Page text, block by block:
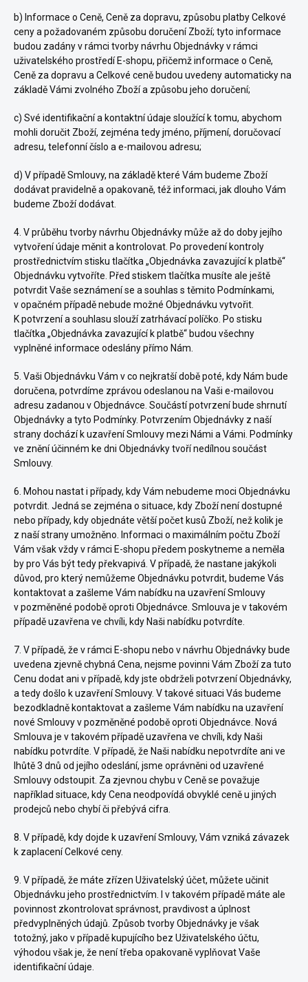
b) Informace o Ceně, Ceně za dopravu, způsobu platby Celkové
ceny a požadovaném způsobu doručení Zboží; tyto informace
budou zadány v rámci tvorby návrhu Objednávky v rámci
uživatelského prostředí E-shopu, přičemž informace o Ceně,
Ceně za dopravu a Celkové ceně budou uvedeny automaticky na
základě Vámi zvolného Zboží a způsobu jeho doručení;
c) Své identifikační a kontaktní údaje sloužící k tomu, abychom
mohli doručit Zboží, zejména tedy jméno, příjmení, doručovací
adresu, telefonní číslo a e-mailovou adresu;
d) V případě Smlouvy, na základě které Vám budeme Zboží
dodávat pravidelně a opakovaně, též informaci, jak dlouho Vám
budeme Zboží dodávat.
4. V průběhu tvorby návrhu Objednávky může až do doby jejího
vytvoření údaje měnit a kontrolovat. Po provedení kontroly
prostřednictvím stisku tlačítka „Objednávka zavazující k platbě“
Objednávku vytvoříte. Před stiskem tlačítka musíte ale ještě
potvrdit Vaše seznámení se a souhlas s těmito Podmínkami,
v opačném případě nebude možné Objednávku vytvořit.
K potvrzení a souhlasu slouží zatrhávací políčko. Po stisku
tlačítka „Objednávka zavazující k platbě“ budou všechny
vyplněné informace odeslány přímo Nám.
5. Vaši Objednávku Vám v co nejkratší době poté, kdy Nám bude
doručena, potvrdíme zprávou odeslanou na Vaši e-mailovou
adresu zadanou v Objednávce. Součástí potvrzení bude shrnutí
Objednávky a tyto Podmínky. Potvrzením Objednávky z naší
strany dochází k uzavření Smlouvy mezi Námi a Vámi. Podmínky
ve znění účinném ke dni Objednávky tvoří nedílnou součást
Smlouvy.
6. Mohou nastat i případy, kdy Vám nebudeme moci Objednávku
potvrdit. Jedná se zejména o situace, kdy Zboží není dostupné
nebo případy, kdy objednáte větší počet kusů Zboží, než kolik je
z naší strany umožněno. Informaci o maximálním počtu Zboží
Vám však vždy v rámci E-shopu předem poskytneme a neměla
by pro Vás být tedy překvapivá. V případě, že nastane jakýkoli
důvod, pro který nemůžeme Objednávku potvrdit, budeme Vás
kontaktovat a zašleme Vám nabídku na uzavření Smlouvy
v pozměněné podobě oproti Objednávce. Smlouva je v takovém
případě uzavřena ve chvíli, kdy Naši nabídku potvrdíte.
7. V případě, že v rámci E-shopu nebo v návrhu Objednávky bude
uvedena zjevně chybná Cena, nejsme povinni Vám Zboží za tuto
Cenu dodat ani v případě, kdy jste obdrželi potvrzení Objednávky,
a tedy došlo k uzavření Smlouvy. V takové situaci Vás budeme
bezodkladně kontaktovat a zašleme Vám nabídku na uzavření
nové Smlouvy v pozměněné podobě oproti Objednávce. Nová
Smlouva je v takovém případě uzavřena ve chvíli, kdy Naši
nabídku potvrdíte. V případě, že Naši nabídku nepotvrdíte ani ve
lhůtě 3 dnů od jejího odeslání, jsme oprávněni od uzavřené
Smlouvy odstoupit. Za zjevnou chybu v Ceně se považuje
například situace, kdy Cena neodpovídá obvyklé ceně u jiných
prodejců nebo chybí či přebývá cifra.
8. V případě, kdy dojde k uzavření Smlouvy, Vám vzniká závazek
k zaplacení Celkové ceny.
9. V případě, že máte zřízen Uživatelský účet, můžete učinit
Objednávku jeho prostřednictvím. I v takovém případě máte ale
povinnost zkontrolovat správnost, pravdivost a úplnost
předvyplněných údajů. Způsob tvorby Objednávky je však
totožný, jako v případě kupujícího bez Uživatelského účtu,
výhodou však je, že není třeba opakovaně vyplňovat Vaše
identifikační údaje.